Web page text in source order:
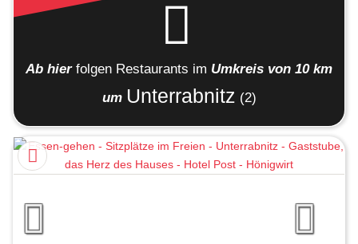
Ab hier folgen Restaurants im Umkreis von 10 km
um Unterrabnitz (2)